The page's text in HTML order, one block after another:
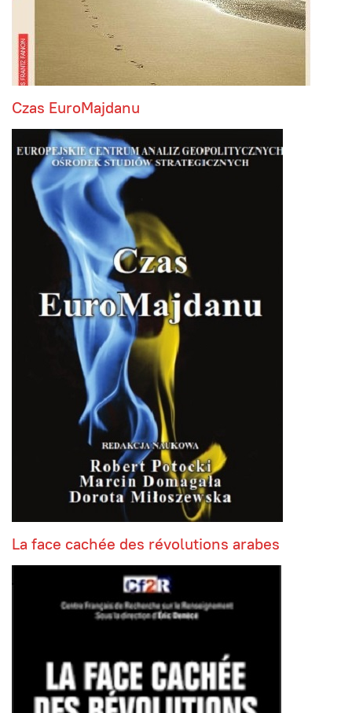
Czas EuroMajdanu
La face cachée des révolutions arabes